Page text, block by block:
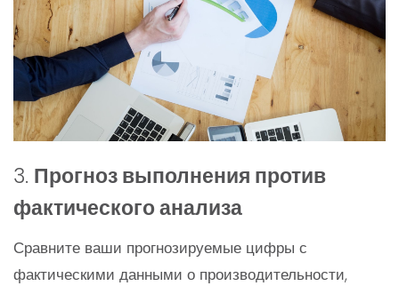
3. Прогноз выполнения против
фактического анализа
Сравните ваши прогнозируемые цифры с
фактическими данными о производительности,